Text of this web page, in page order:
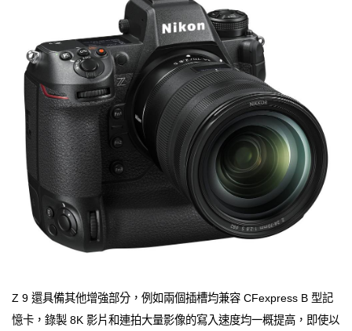
Z 9 還具備其他增強部分，例如兩個插槽均兼容 CFexpress B 型記
憶卡，錄製 8K 影片和連拍大量影像的寫入速度均一概提高，即使以